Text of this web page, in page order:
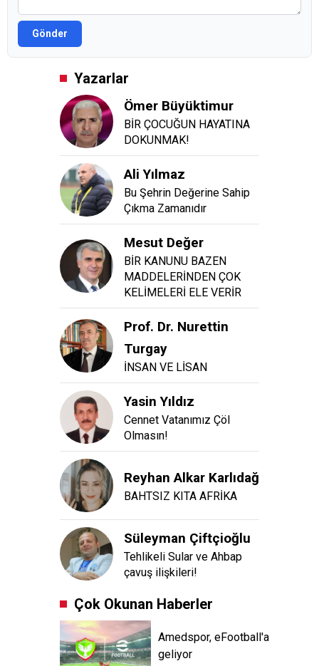
Gönder
Yazarlar
Ömer Büyüktimur
BİR ÇOCUĞUN HAYATINA
DOKUNMAK!
Ali Yılmaz
Bu Şehrin Değerine Sahip
Çıkma Zamanıdır
Mesut Değer
BİR KANUNU BAZEN
MADDELERİNDEN ÇOK
KELİMELERİ ELE VERİR
Prof. Dr. Nurettin
Turgay
İNSAN VE LİSAN
Yasin Yıldız
Cennet Vatanımız Çöl
Olmasın!
Reyhan Alkar Karlıdağ
BAHTSIZ KITA AFRİKA
Süleyman Çiftçioğlu
Tehlikeli Sular ve Ahbap
çavuş ilişkileri!
Çok Okunan Haberler
Amedspor, eFootball'a
geliyor